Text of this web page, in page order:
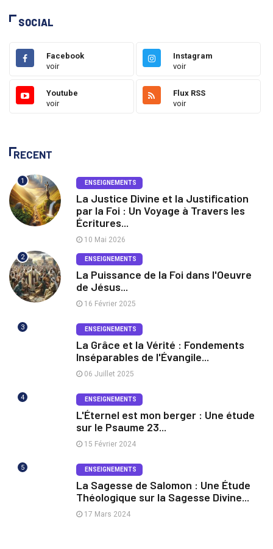
SOCIAL
Facebook
voir
Instagram
voir
Youtube
voir
Flux RSS
voir
RECENT
1 ENSEIGNEMENTS
La Justice Divine et la Justification
par la Foi : Un Voyage à Travers les
Écritures...
10 Mai 2026
2 ENSEIGNEMENTS
La Puissance de la Foi dans l'Oeuvre
de Jésus...
16 Février 2025
3 ENSEIGNEMENTS
La Grâce et la Vérité : Fondements
Inséparables de l'Évangile...
06 Juillet 2025
4 ENSEIGNEMENTS
L'Éternel est mon berger : Une étude
sur le Psaume 23...
15 Février 2024
5 ENSEIGNEMENTS
La Sagesse de Salomon : Une Étude
Théologique sur la Sagesse Divine...
17 Mars 2024